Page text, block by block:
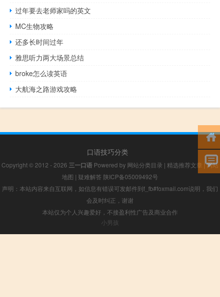
过年要去老师家吗的英文
MC生物攻略
还多长时间过年
雅思听力两大场景总结
broke怎么读英语
大航海之路游戏攻略
口语技巧分类
Copyright © 2012 - 2026 三一口语 Powered by 网站分类目录 | 精选推荐文章 |网站
地图 | 疑难解答 陕ICP备05009492号
声明：本站内容来自互联网，如信息有错误可发邮件到f_fb#foxmail.com说明，我们
会及时纠正，谢谢
本站仅为个人兴趣爱好，不接盈利性广告及商业合作
小男孩